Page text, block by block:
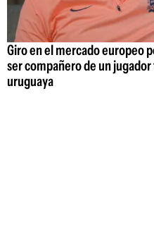
Giro en el mercado europeo
ser compañero de un
uruguaya